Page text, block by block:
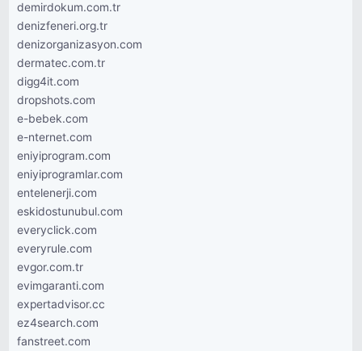
demirdokum.com.tr
denizfeneri.org.tr
denizorganizasyon.com
dermatec.com.tr
digg4it.com
dropshots.com
e-bebek.com
e-nternet.com
eniyiprogram.com
eniyiprogramlar.com
entelenerji.com
eskidostunubul.com
everyclick.com
everyrule.com
evgor.com.tr
evimgaranti.com
expertadvisor.cc
ez4search.com
fanstreet.com